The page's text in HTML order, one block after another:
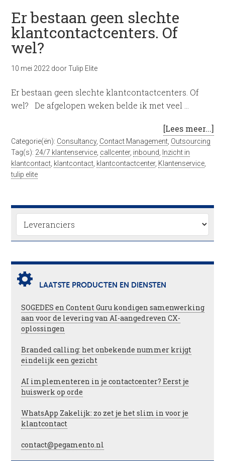
Er bestaan geen slechte
klantcontactcenters. Of
wel?
10 mei 2022 doorTulip Elite
Er bestaan geen slechte klantcontactcenters. Of
wel? De afgelopen weken belde ik met veel …
[Lees meer...]
Categorie(ën): Consultancy, Contact Management Outsourcing
Tag(s): 24/7 klantenservice callcenter, inbound
Inzicht in
klantcontact klantcontact klantcontactcenter, Klantenservice
tulip elite
LAATSTE PRODUCTEN EN DIENSTEN
SOGEDES en Content Guru kondigen samenwerking
aan voor de levering van AI-aangedreven CX-
oplossingen
Branded calling: het onbekende nummer krijgt
eindelijk een gezicht
AI implementeren in je contactcenter? Eerst je
huiswerk op orde
WhatsApp Zakelijk: zo zet je het slim in voor je
klantcontact
contact@pegamento.nl